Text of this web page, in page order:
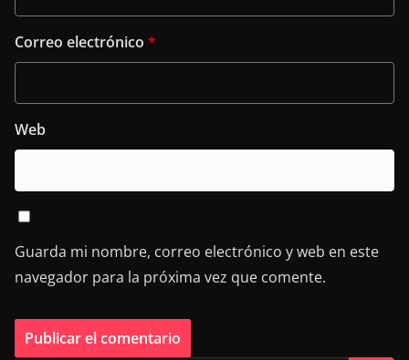
Correo electrónico *
Web
Guarda mi nombre, correo electrónico y web en este
navegador para la próxima vez que comente.